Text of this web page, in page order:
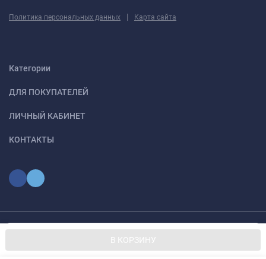
В КОРЗИНУ
Политика персональных данных | Карта сайта
Категории
ДЛЯ ПОКУПАТЕЛЕЙ
ЛИЧНЫЙ КАБИНЕТ
КОНТАКТЫ